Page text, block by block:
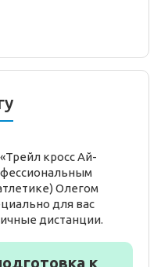
кросс Ай-
Олегом
для вас
дистанции.
к